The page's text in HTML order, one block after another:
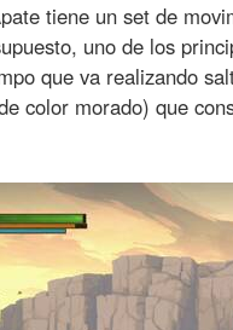
tiene un set de
uno de los
que va realizando
color morado) que